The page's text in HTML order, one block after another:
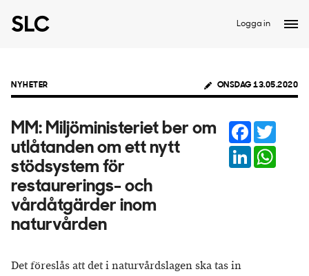
Logga in
NYHETER ONSDAG 13.05.2020
MM: Miljöministeriet ber om
utlåtanden om ett nytt
stödsystem för
restaurerings- och
vårdåtgärder inom
naturvården
Facebook
LinkedIn
Det föreslås att det i naturvårdslagen ska tas in